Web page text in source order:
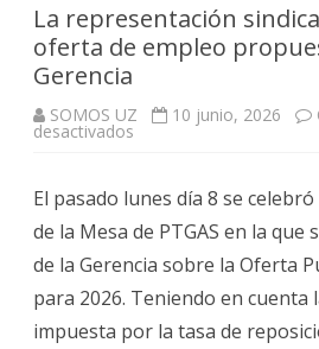
La representación
oferta de empleo
Gerencia
SOMOS UZ 10 junio, 2026
desactivados
rechaza
la
oferta
de
empleo
propuesta
por
Gerencia
El pasado lunes día 8 se
de la Mesa de PTGAS en la
de la Gerencia sobre la Oferta
para 2026. Teniendo en cuenta
impuesta por la tasa de